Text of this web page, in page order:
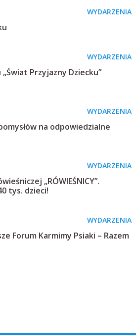
WYDARZENIA
WYDARZENIA
Przyjazny Dziecku”
WYDARZENIA
na odpowiedzialne
WYDARZENIA
„RÓWIEŚNICY”.
tys. dzieci!
WYDARZENIA
Forum Karmimy Psiaki – Razem